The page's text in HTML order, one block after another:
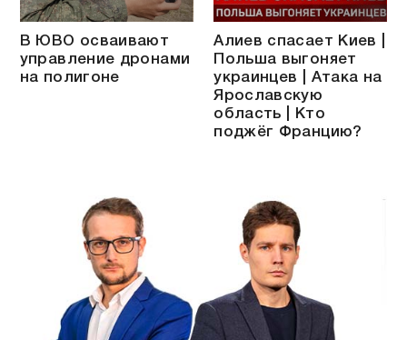
В ЮВО осваивают
управление дронами
на полигоне
Алиев спасает Киев |
Польша выгоняет
украинцев | Атака на
Ярославскую
область | Кто
поджёг Францию?